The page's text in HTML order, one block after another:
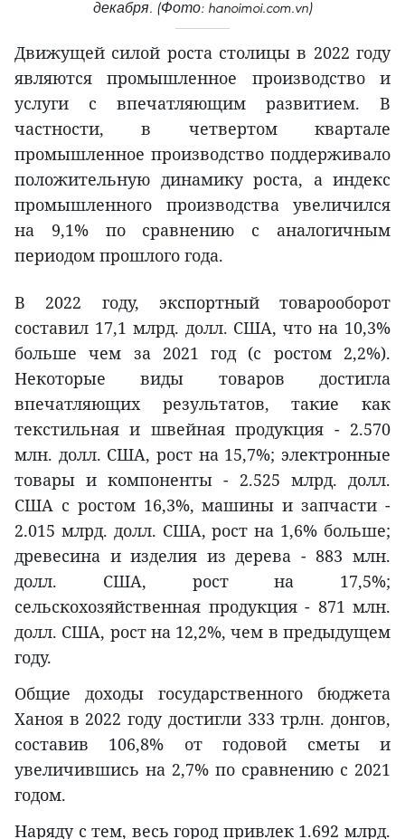
декабря. (Фото: hanoimoi.com.vn)
Движущей силой роста столицы в 2022 году
являются промышленное производство и
услуги с впечатляющим развитием. В
частности, в четвертом квартале
промышленное производство поддерживало
положительную динамику роста, а индекс
промышленного производства увеличился
на 9,1% по сравнению с аналогичным
периодом прошлого года.
В 2022 году, экспортный товарооборот
составил 17,1 млрд. долл. США, что на 10,3%
больше чем за 2021 год (с ростом 2,2%).
Некоторые виды товаров достигла
впечатляющих результатов, такие как
текстильная и швейная продукция - 2.570
млн. долл. США, рост на 15,7%; электронные
товары и компоненты - 2.525 млрд. долл.
США с ростом 16,3%, машины и запчасти -
2.015 млрд. долл. США, рост на 1,6% больше;
древесина и изделия из дерева - 883 млн.
долл. США, рост на 17,5%;
сельскохозяйственная продукция - 871 млн.
долл. США, рост на 12,2%, чем в предыдущем
году.
Общие доходы государственного бюджета
Ханоя в 2022 году достигли 333 трлн. донгов,
составив 106,8% от годовой сметы и
увеличившись на 2,7% по сравнению с 2021
годом.
Наряду с тем, весь город привлек 1.692 млрд.